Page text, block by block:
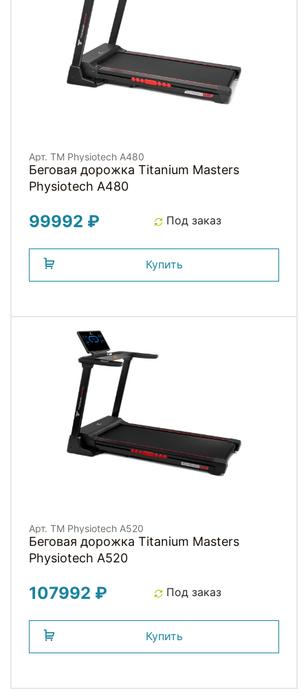
Арт. TM Physiotech A480
Беговая дорожка Titanium Masters
Physiotech A480
99992 ₽ Под заказ
Купить
Арт. TM Physiotech A520
Беговая дорожка Titanium Masters
Physiotech A520
107992 ₽ Под заказ
Купить